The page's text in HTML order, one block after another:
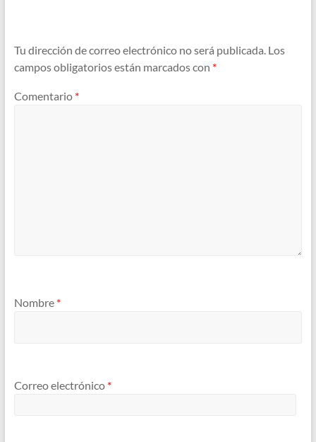
Tu dirección de correo electrónico no será publicada. Los
campos obligatorios están marcados con *
Comentario *
Nombre *
Correo electrónico *